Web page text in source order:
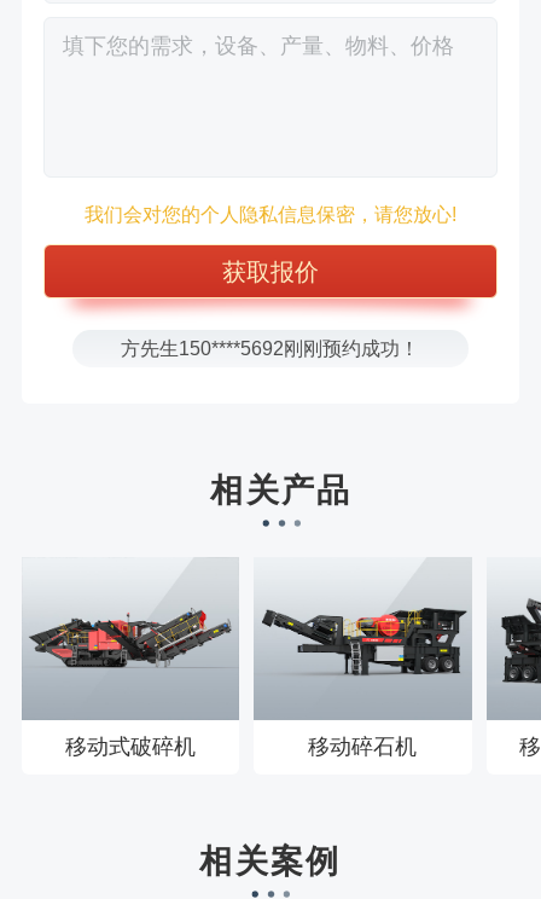
我们会对您的个人隐私信息保密，请您放心!
张先生156****2060刚刚预约成功！
张先生131****7997刚刚预约成功！
方先生150****5692刚刚预约成功！
徐先生132****0391刚刚预约成功！
相关产品
移动式破碎机 移动碎石机
相关案例